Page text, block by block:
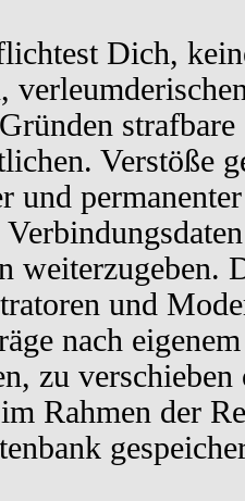
Dich,
Verstöße
und
weiterzugeben.
und
nach
zu
Rahmen der